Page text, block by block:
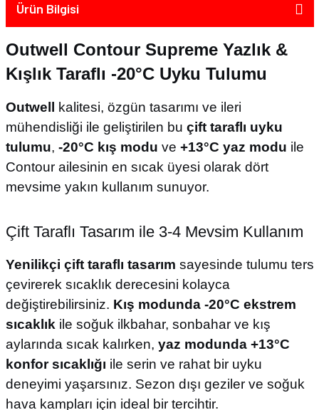
Ürün Bilgisi
Outwell Contour Supreme Yazlık &
Kışlık Taraflı -20°C Uyku Tulumu
Outwell
kalitesi, özgün tasarımı ve ileri
mühendisliği ile geliştirilen bu çift taraflı uyku
tulumu, -20°C kış modu ve +13°C yaz modu ile
Contour ailesinin en sıcak üyesi olarak dört
mevsime yakın kullanım sunuyor.
Çift Taraflı Tasarım ile 3-4 Mevsim Kullanım
Yenilikçi çift taraflı tasarım sayesinde tulumu ters
çevirerek sıcaklık derecesini kolayca
değiştirebilirsiniz. Kış modunda -20°C ekstrem
sıcaklık ile soğuk ilkbahar, sonbahar ve kış
aylarında sıcak kalırken, yaz modunda +13°C
konfor sıcaklığı ile serin ve rahat bir uyku
deneyimi yaşarsınız. Sezon dışı geziler ve soğuk
hava kampları için ideal bir tercihtir.